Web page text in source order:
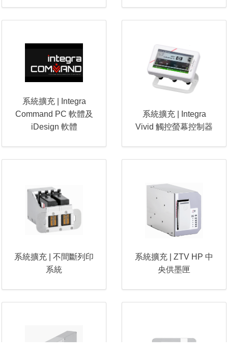
系統擴充 | Integra
Command PC 軟體及
iDesign 軟體
系統擴充 | Integra
Vivid 觸控螢幕控制器
系統擴充 | 不間斷列印
系統
系統擴充 | ZTV HP 中
央供墨匣